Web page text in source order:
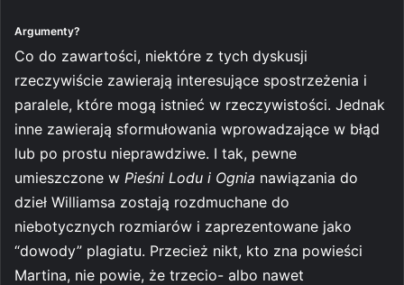
Argumenty?
Co do zawartości, niektóre z tych dyskusji
rzeczywiście zawierają interesujące spostrzeżenia i
paralele, które mogą istnieć w rzeczywistości. Jednak
inne zawierają sformułowania wprowadzające w błąd
lub po prostu nieprawdziwe. I tak, pewne
umieszczone w Pieśni Lodu i Ognia nawiązania do
dzieł Williamsa zostają rozdmuchane do
niebotycznych rozmiarów i zaprezentowane jako
“dowody” plagiatu. Przecież nikt, kto zna powieści
Martina, nie powie, że trzecio- albo nawet